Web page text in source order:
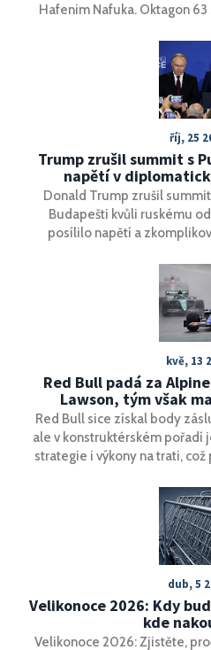
Hafenim Nafuka. Oktagon
nejen jedinečný hlavní
dalších strhujících duelů.
Tipsport a TV Chance, které
jednoduché
říj, 25
Trump zrušil summit s
napětí v
Donald Trump zrušil
Budapešti kvůli ruskému
posílilo napětí a
kvě, 13
Red Bull padá za
Lawson, tým však
Red Bull sice získal body
ale v konstruktérském pořadí
strategie i výkony na trati,
nestačily na lepší
dub, 5
Velikonoce 2026: Kdy
kde
Velikonoce 2026: Zjistěte,